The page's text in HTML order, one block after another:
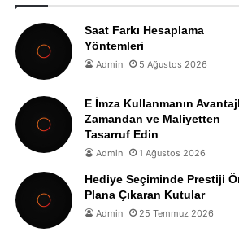
Saat Farkı Hesaplama
Yöntemleri
Admin 5 Ağustos 2026
E İmza Kullanmanın
Zamandan ve Maliyetten
Tasarruf Edin
Admin 1 Ağustos 2026
Hediye Seçiminde Prestiji
Plana Çıkaran Kutular
Admin 25 Temmuz 2026